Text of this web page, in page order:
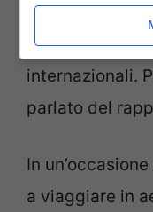
Katerina.
nelle visite
internazionali.
parlato del
In
a viaggiare in